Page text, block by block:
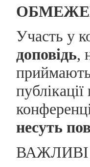
Участь у
доповідь,
несуть